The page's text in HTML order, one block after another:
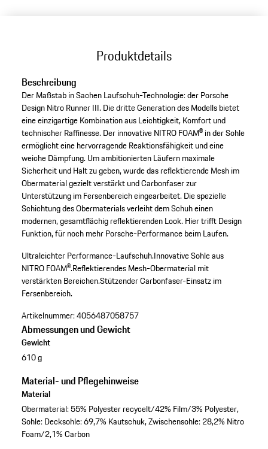
Produktdetails
Beschreibung
Der Maßstab in Sachen Laufschuh-Technologie: der Porsche
Design Nitro Runner III. Die dritte Generation des Modells bietet
eine einzigartige Kombination aus Leichtigkeit, Komfort und
technischer Raffinesse. Der innovative NITRO FOAM® in der Sohle
ermöglicht eine hervorragende Reaktionsfähigkeit und eine
weiche Dämpfung. Um ambitionierten Läufern maximale
Sicherheit und Halt zu geben, wurde das reflektierende Mesh im
Obermaterial gezielt verstärkt und Carbonfaser zur
Unterstützung im Fersenbereich eingearbeitet. Die spezielle
Schichtung des Obermaterials verleiht dem Schuh einen
modernen, gesamtflächig reflektierenden Look. Hier trifft Design
Funktion, für noch mehr Porsche-Performance beim Laufen.
Ultraleichter Performance-Laufschuh.Innovative Sohle aus
NITRO FOAM®.Reflektierendes Mesh-Obermaterial mit
verstärkten Bereichen.Stützender Carbonfaser-Einsatz im
Fersenbereich.
Artikelnummer:4056487058757
Abmessungen und Gewicht
Gewicht
610 g
Material- und Pflegehinweise
Material
Obermaterial: 55% Polyester recycelt/42% Film/3% Polyester,
Sohle: Decksohle: 69,7% Kautschuk, Zwischensohle: 28,2% Nitro
Foam/2,1% Carbon